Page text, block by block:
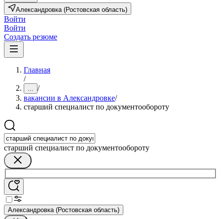
Александровка (Ростовская область)
Войти
Войти
Создать резюме
Главная
/
... /
вакансии в Александровке/
старший специалист по документообороту
старший специалист по документообороту
Александровка (Ростовская область)